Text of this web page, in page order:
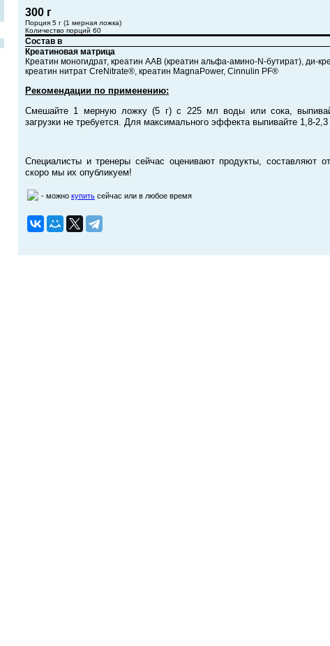
300 г
Порция 5 г (1 мерная ложка)
Количество порций 60
Состав в
Креатиновая матрица
Креатин моногидрат, креатин AAB (креатин альфа-амино-N-бутират), ди-
креатин нитрат CreNitrate®, креатин MagnaPower, Cinnulin PF®
Рекомендации по применению:
Смешайте 1 мерную ложку (5 г) с 225 мл воды или сока,
загрузки не требуется. Для максимального эффекта выпивайте 1,8-
Специалисты и тренеры сейчас оценивают продукты, составляют
скоро мы их опубликуем!
- можно купить сейчас или в любое время